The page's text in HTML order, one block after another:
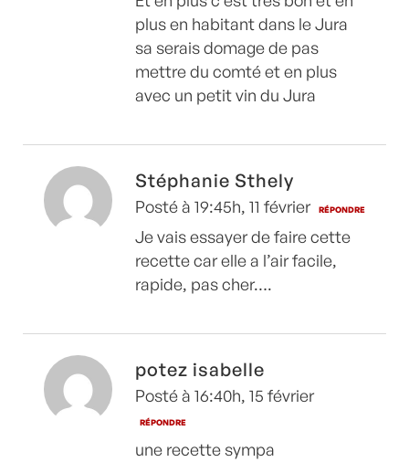
plus en habitant dans le Jura
sa serais domage de pas
mettre du comté et en plus
avec un petit vin du Jura
Stéphanie Sthely
Posté à 19:45h, 11 février RÉPONDRE
Je vais essayer de faire cette
recette car elle a l’air facile,
rapide, pas cher….
potez isabelle
Posté à 16:40h, 15 février
RÉPONDRE
une recette sympa